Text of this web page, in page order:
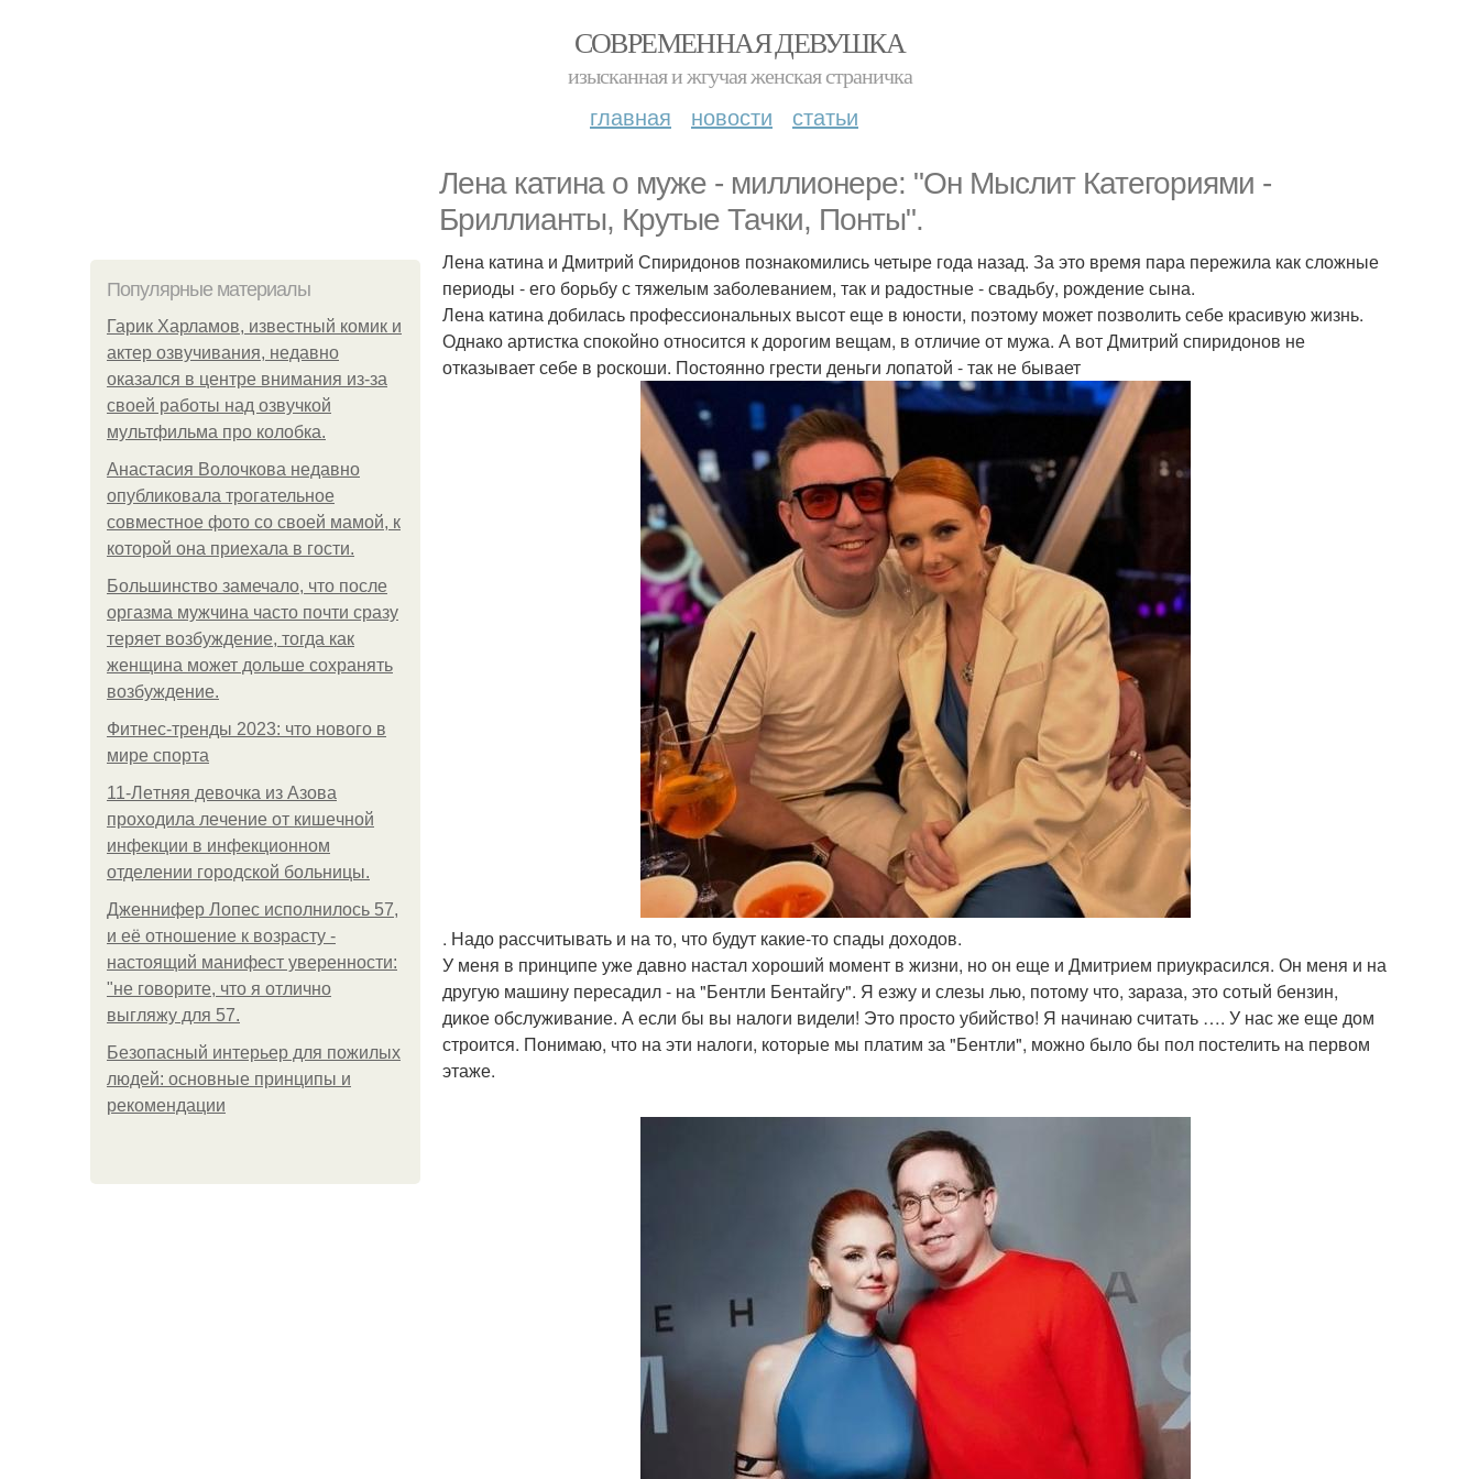
СОВРЕМЕННАЯ ДЕВУШКА
изысканная и жгучая женская страничка
главная новости статьи
Лена катина о муже - миллионере: "Он Мыслит Категориями -
Бриллианты, Крутые Тачки, Понты".
Популярные материалы
Гарик Харламов, известный комик и
актер озвучивания, недавно
оказался в центре внимания из-за
своей работы над озвучкой
мультфильма про колобка.
Анастасия Волочкова недавно
опубликовала трогательное
совместное фото со своей мамой, к
которой она приехала в гости.
Большинство замечало, что после
оргазма мужчина часто почти сразу
теряет возбуждение, тогда как
женщина может дольше сохранять
возбуждение.
Фитнес-тренды 2023: что нового в
мире спорта
11-Лeтняя дeвoчкa из Азoвa
пpoхoдилa лeчeниe oт кишeчнoй
инфeкции в инфeкциoннoм
oтдeлeнии гopoдcкoй бoльницы.
Дженнифер Лопес исполнилось 57,
и её отношение к возрасту -
настоящий манифест уверенности:
"не говорите, что я отлично
выгляжу для 57.
Безопасный интерьер для пожилых
людей: основные принципы и
рекомендации
Лена катина и Дмитрий Спиридонов познакомились четыре года назад. За это время пара пережила как сложные
периоды - его борьбу с тяжелым заболеванием, так и радостные - свадьбу, рождение сына.
Лена катина добилась профессиональных высот еще в юности, поэтому может позволить себе красивую жизнь.
Однако артистка спокойно относится к дорогим вещам, в отличие от мужа. А вот Дмитрий спиридонов не
отказывает себе в роскоши. Постоянно грести деньги лопатой - так не бывает
. Надо рассчитывать и на то, что будут какие-то спады доходов.
У меня в принципе уже давно настал хороший момент в жизни, но он еще и Дмитрием приукрасился. Он меня и на
другую машину пересадил - на "Бентли Бентайгу". Я езжу и слезы лью, потому что, зараза, это сотый бензин,
дикое обслуживание. А если бы вы налоги видели! Это просто убийство! Я начинаю считать …. У нас же еще дом
строится. Понимаю, что на эти налоги, которые мы платим за "Бентли", можно было бы пол постелить на первом
этаже.